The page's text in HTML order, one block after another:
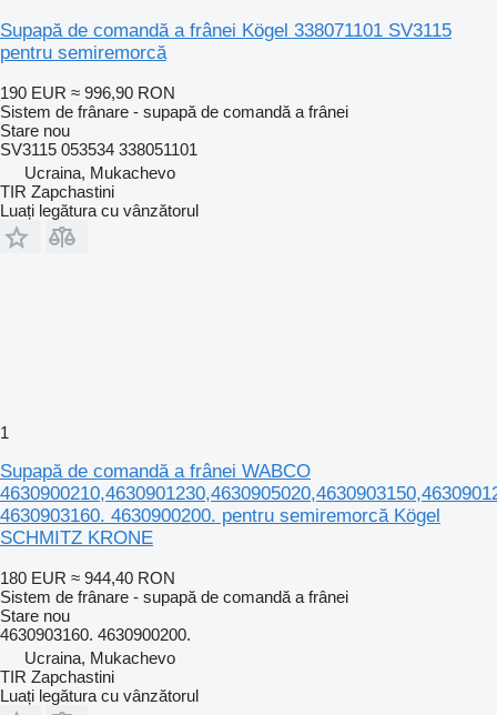
Supapă de comandă a frânei Kögel 338071101 SV3115
pentru semiremorcă
190 EUR ≈ 996,90 RON
Sistem de frânare - supapă de comandă a frânei
Stare nou
SV3115 053534 338051101
Ucraina, Mukachevo
TIR Zapchastini
Luați legătura cu vânzătorul
1
Supapă de comandă a frânei WABCO
4630903160. 4630900200. pentru semiremorcă Kögel
SCHMITZ KRONE
180 EUR ≈ 944,40 RON
Sistem de frânare - supapă de comandă a frânei
Stare nou
4630903160. 4630900200.
Ucraina, Mukachevo
TIR Zapchastini
Luați legătura cu vânzătorul